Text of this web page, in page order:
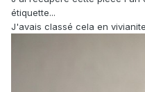
étiquette...
J'avais classé cela en